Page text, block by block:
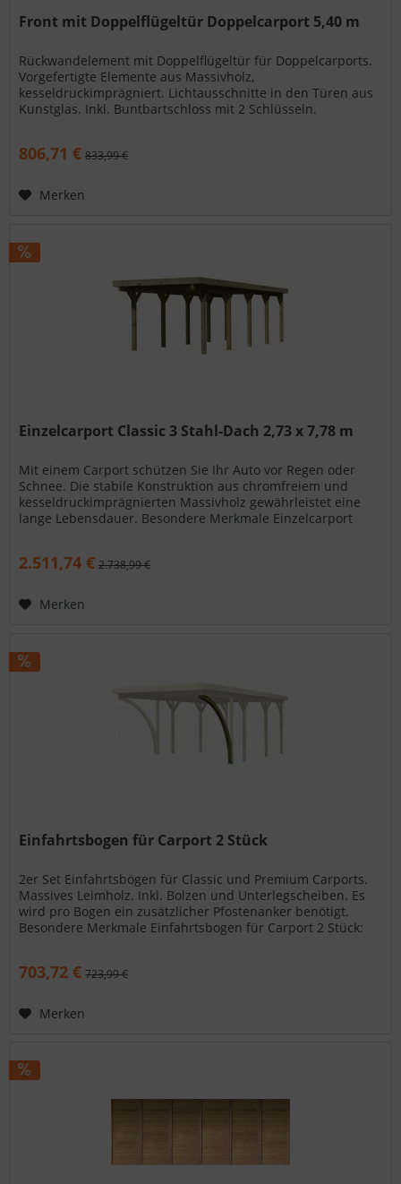
Front mit Doppelflügeltür Doppelcarport 5,40 m
Rückwandelement mit Doppelflügeltür für Doppelcarports.
Vorgefertigte Elemente aus Massivholz,
kesseldruckimprägniert. Lichtausschnitte in den Türen aus
Kunstglas. Inkl. Buntbartschloss mit 2 Schlüsseln.
806,71 € 833,99 €
Merken
Einzelcarport Classic 3 Stahl-Dach 2,73 x 7,78 m
Mit einem Carport schützen Sie Ihr Auto vor Regen oder
Schnee. Die stabile Konstruktion aus chromfreiem und
kesseldruckimprägnierten Massivholz gewährleistet eine
lange Lebensdauer. Besondere Merkmale Einzelcarport
2.511,74 € 2.738,99 €
Merken
Einfahrtsbogen für Carport 2 Stück
2er Set Einfahrtsbögen für Classic und Premium Carports.
Massives Leimholz. Inkl. Bolzen und Unterlegscheiben. Es
wird pro Bogen ein zusätzlicher Pfostenanker benötigt.
Besondere Merkmale Einfahrtsbogen für Carport 2 Stück:
703,72 € 723,99 €
Merken